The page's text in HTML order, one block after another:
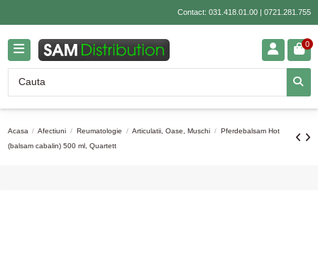
Contact: 031.418.01.00| 0721.281.755
0
Acasa Afectiuni Reumatologie Articulatii, Oase, Muschi
Pferdebalsam Hot
(balsam cabalin) 500 ml, Quartett